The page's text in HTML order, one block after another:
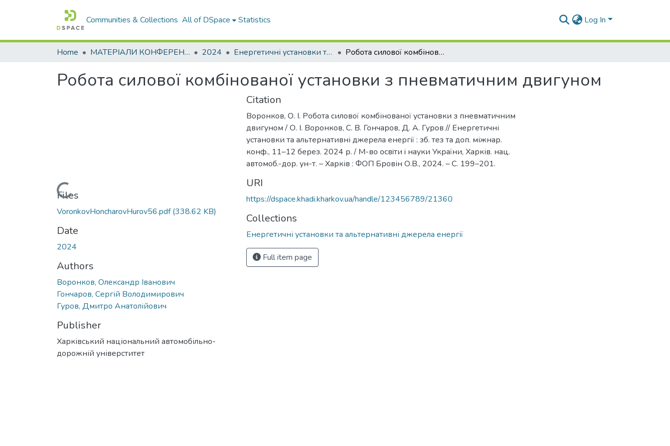
Communities & Collections All of DSpace Statistics Log In
Home МАТЕРІАЛИ КОНФЕРЕНЦІЙ 2024 Енергетичні установки та альтернативні джерела енергії Робота силової комбінованої установки з пневматичним двигуном
Робота силової комбінованої установки з пневматичним двигуном
Loading...
Files
VoronkovHoncharovHurov56.pdf(338.62 KB)
Date
2024
Authors
Воронков, Олександр Іванович
Гончаров, Сергій Володимирович
Гуров, Дмитро Анатолійович
Publisher
Харківський національний автомобільно-
дорожній універститет
Citation
Воронков, О. І. Робота силової комбінованої установки з пневматичним
двигуном / О. І. Воронков, С. В. Гончаров, Д. А. Гуров // Енергетичні
установки та альтернативні джерела енергії : зб. тез та доп. міжнар.
конф., 11–12 берез. 2024 р. / М-во освiти i науки України, Харків. нац.
автомоб.-дор. ун-т. – Харків : ФОП Бровін О.В., 2024. – С. 199–201.
URI
https://dspace.khadi.kharkov.ua/handle/123456789/21360
Collections
Енергетичні установки та альтернативні джерела енергії
Full item page